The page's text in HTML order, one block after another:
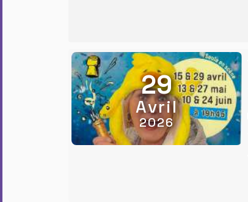
29
Avril
2026